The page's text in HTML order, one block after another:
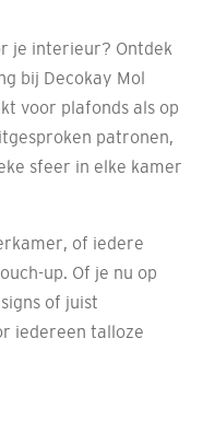
je interieur? Ontdek
bij Decokay Mol
voor plafonds als op
patronen,
sfeer in elke kamer
of iedere
up. Of je nu op
of juist
iedereen talloze